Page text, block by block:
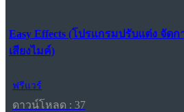
Easy Effects (โปรแกรมปรับแต่ง จัดก
เสียงไมค์)
ฟรีแวร์
ดาวน์โหลด : 37